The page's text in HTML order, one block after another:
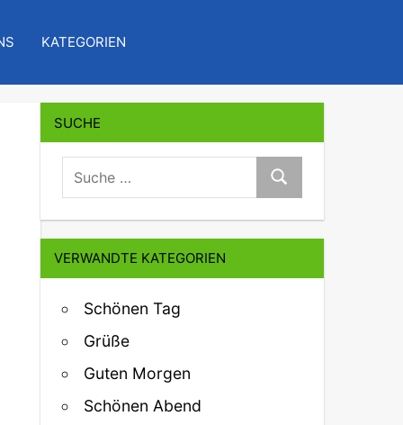
KATEGORIEN
SUCHE
suche:
Suche
VERWANDTE KATEGORIEN
Schönen Tag
Grüße
Guten Morgen
Schönen Abend